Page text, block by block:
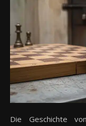
Die Geschichte von Natan Scharanski ist eine der